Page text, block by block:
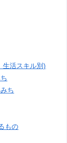
生活スキル別)
ち
もの